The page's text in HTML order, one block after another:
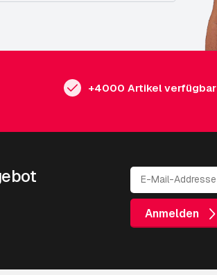
+4000 Artikel verfügbar
Anmelden